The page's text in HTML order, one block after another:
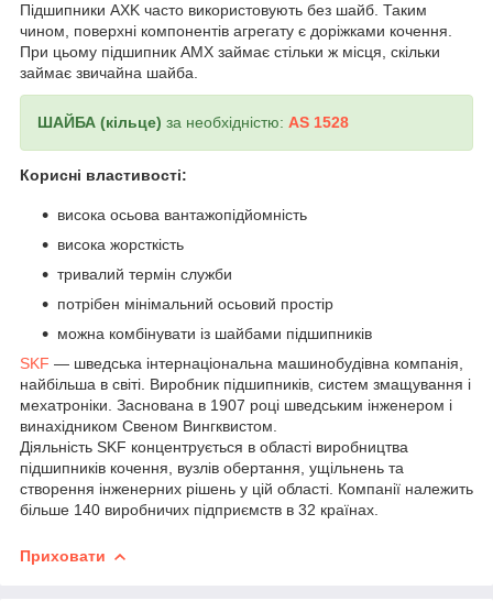
Підшипники AXK часто використовують без шайб. Таким
чином, поверхні компонентів агрегату є доріжками кочення.
При цьому підшипник AMX займає стільки ж місця, скільки
займає звичайна шайба.
ШАЙБА (кільце) за необхідністю: AS 1528
Корисні властивості:
висока осьова вантажопідйомність
висока жорсткість
тривалий термін служби
потрібен мінімальний осьовий простір
можна комбінувати із шайбами підшипників
SKF — шведська інтернаціональна машинобудівна компанія,
найбільша в світі. Виробник підшипників, систем змащування і
мехатроніки. Заснована в 1907 році шведським інженером і
винахідником Свеном Вингквистом.
Діяльність SKF концентрується в області виробництва
підшипників кочення, вузлів обертання, ущільнень та
створення інженерних рішень у цій області. Компанії належить
більше 140 виробничих підприємств в 32 країнах.
Приховати